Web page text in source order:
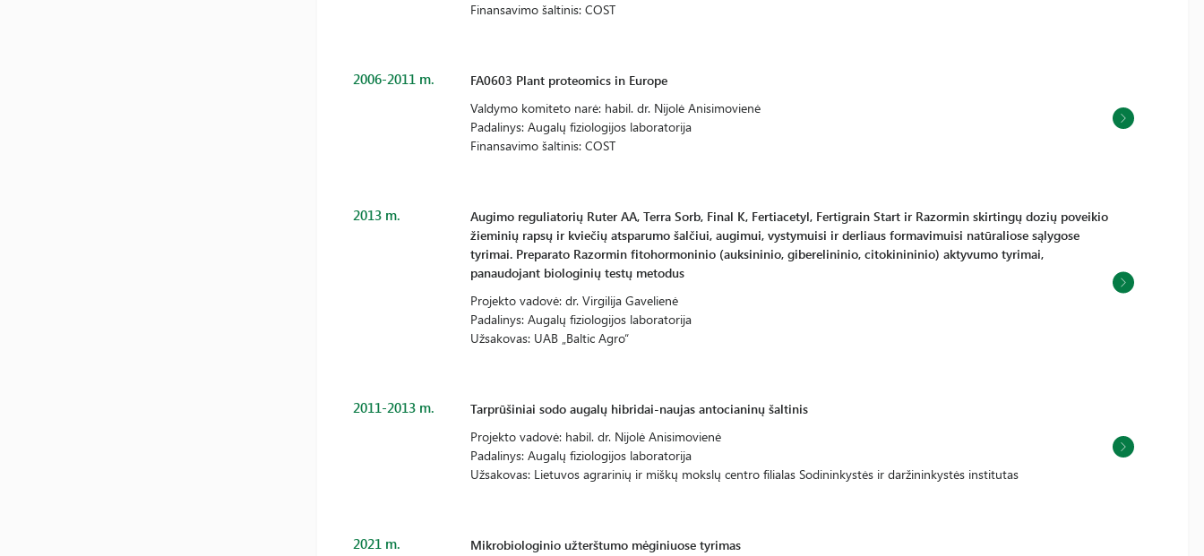
Finansavimo šaltinis: COST
2006-2011 m.
FA0603 Plant proteomics in Europe
Valdymo komiteto narė: habil. dr. Nijolė Anisimovienė
Padalinys: Augalų fiziologijos laboratorija
Finansavimo šaltinis: COST
2013 m.
Augimo reguliatorių Ruter AA, Terra Sorb, Final K, Fertiacetyl, Fertigrain Start ir Razormin skirtingų dozių poveikio
žieminių rapsų ir kviečių atsparumo šalčiui, augimui, vystymuisi ir derliaus formavimuisi natūraliose sąlygose
tyrimai. Preparato Razormin fitohormoninio (auksininio, giberelininio, citokinininio) aktyvumo tyrimai,
panaudojant biologinių testų metodus
Projekto vadovė: dr. Virgilija Gavelienė
Padalinys: Augalų fiziologijos laboratorija
Užsakovas: UAB „Baltic Agro“
2011-2013 m.
Tarprūšiniai sodo augalų hibridai-naujas antocianinų šaltinis
Projekto vadovė: habil. dr. Nijolė Anisimovienė
Padalinys: Augalų fiziologijos laboratorija
Užsakovas: Lietuvos agrarinių ir miškų mokslų centro filialas Sodininkystės ir daržininkystės institutas
2021 m. Mikrobiologinio užterštumo mėginiuose tyrimas